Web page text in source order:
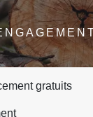
gratuits